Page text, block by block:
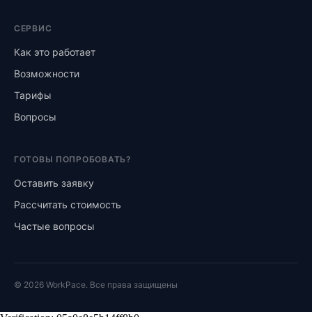
СЕРВИС
Как это работает
Возможности
Тарифы
Вопросы
ГОТОВЫ ПОПРОБОВАТЬ?
Оставить заявку
Рассчитать стоимость
Частые вопросы
© 2026 WorkPace. Все права защищены